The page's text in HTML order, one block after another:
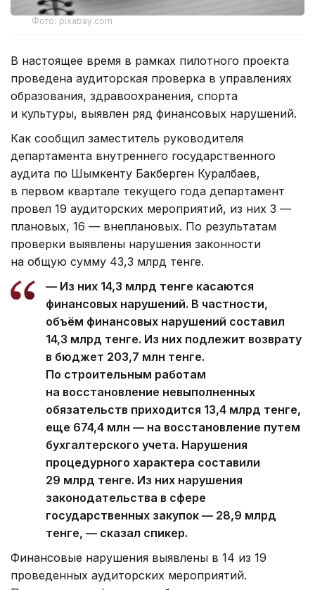
Фото: pixabay.com
В настоящее время в рамках пилотного проекта
проведена аудиторская проверка в управлениях
образования, здравоохранения, спорта
и культуры, выявлен ряд финансовых нарушений.
Как сообщил заместитель руководителя
департамента внутреннего государственного
аудита по Шымкенту Бакберген Куралбаев,
в первом квартале текущего года департамент
провел 19 аудиторских мероприятий, из них 3 —
плановых, 16 — внеплановых. По результатам
проверки выявлены нарушения законности
на общую сумму 43,3 млрд тенге.
— Из них 14,3 млрд тенге касаются
финансовых нарушений. В частности,
объём финансовых нарушений составил
14,3 млрд тенге. Из них подлежит возврату
в бюджет 203,7 млн тенге.
По строительным работам
на восстановление невыполненных
обязательств приходится 13,4 млрд тенге,
еще 674,4 млн — на восстановление путем
бухгалтерского учета. Нарушения
процедурного характера составили
29 млрд тенге. Из них нарушения
законодательства в сфере
государственных закупок — 28,9 млрд
тенге, — сказал спикер.
Финансовые нарушения выявлены в 14 из 19
проведенных аудиторских мероприятий.